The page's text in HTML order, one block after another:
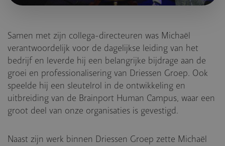
Samen met zijn collega-directeuren was Michaël
verantwoordelijk voor de dagelijkse leiding van het
bedrijf en leverde hij een belangrijke bijdrage aan de
groei en professionalisering van Driessen Groep. Ook
speelde hij een sleutelrol in de ontwikkeling en
uitbreiding van de Brainport Human Campus, waar een
groot deel van onze organisaties is gevestigd.
Naast zijn werk binnen Driessen Groep zette Michaël